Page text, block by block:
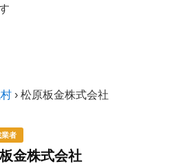
› 松原板金株式会社
者
金株式会社